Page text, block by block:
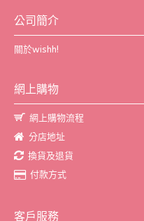
公司簡介
關於wishh!
網上購物
網上購物流程
分店地址
換貨及退貨
付款方式
客戶服務